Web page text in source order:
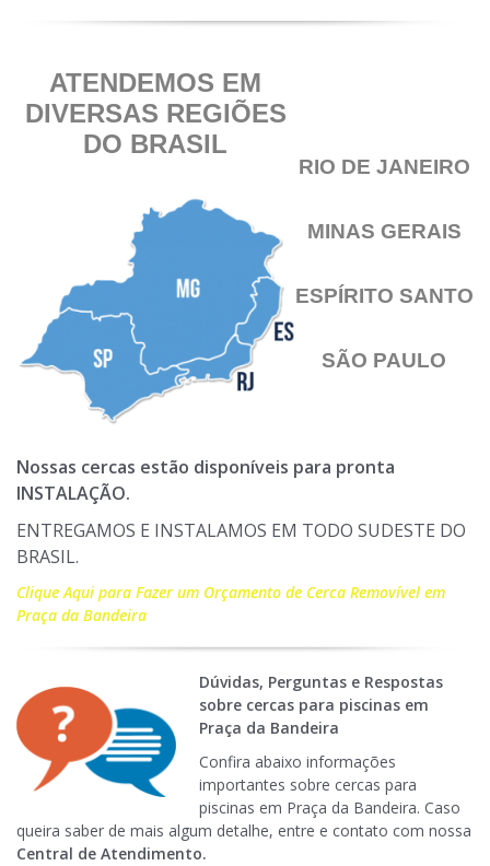
ATENDEMOS EM
DIVERSAS REGIÕES
DO BRASIL
RIO DE JANEIRO
MINAS GERAIS
ESPÍRITO SANTO
SÃO PAULO
Nossas cercas estão disponíveis para pronta
INSTALAÇÃO.
ENTREGAMOS E INSTALAMOS EM TODO SUDESTE DO
BRASIL.
Clique Aqui para Fazer um Orçamento de Cerca Removível em
Praça da Bandeira
Dúvidas, Perguntas e Respostas
sobre cercas para piscinas em
Praça da Bandeira
Confira abaixo informações
importantes sobre cercas para
piscinas em Praça da Bandeira. Caso
queira saber de mais algum detalhe, entre e contato com nossa
Central de Atendimento.